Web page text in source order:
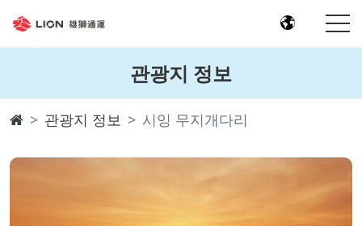
관광지 정보
관광지 정보 시잉 무지개다리